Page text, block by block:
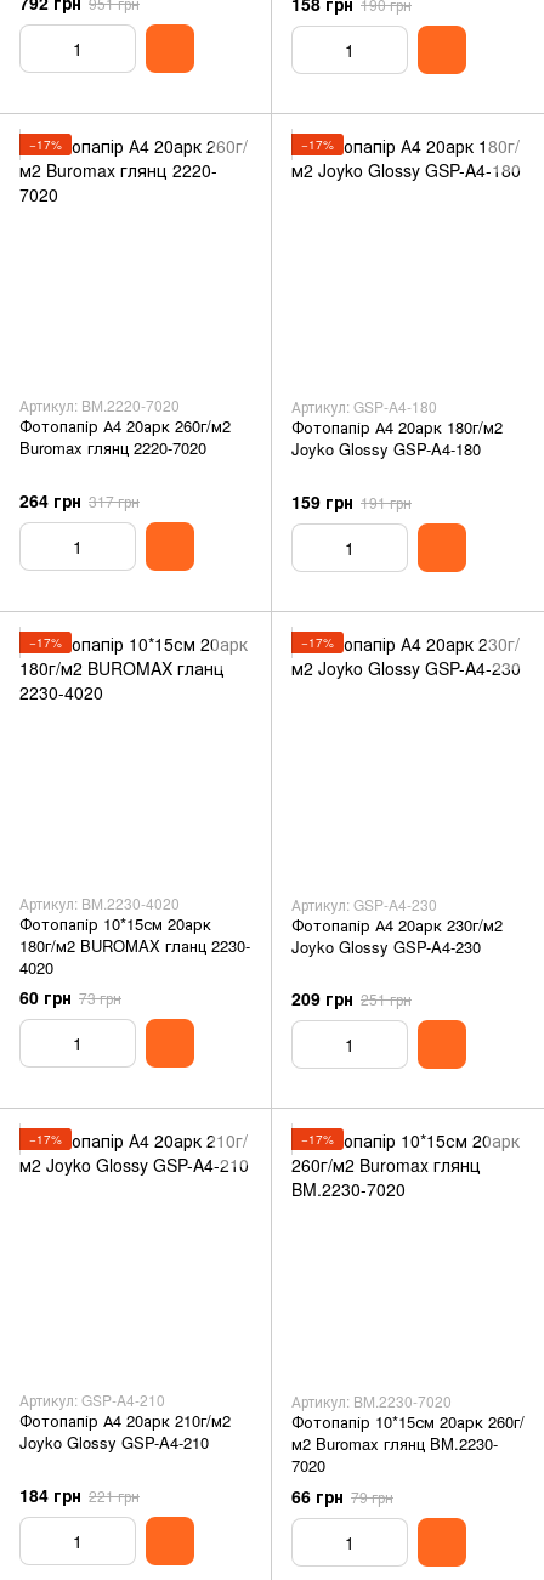
−17%
Артикул: BM.2220-7020
Фотопапір А4 20арк 260г/м2
Buromax глянц 2220-7020
264 грн 317 грн
−17%
Артикул: GSP-A4-180
Фотопапір А4 20арк 180г/м2
Joyko Glossy GSP-A4-180
159 грн 191 грн
−17%
Артикул: BM.2230-4020
Фотопапір 10*15см 20арк
180г/м2 BUROMAX гланц 2230-
4020
60 грн 73 грн
−17%
Артикул: GSP-A4-230
Фотопапір А4 20арк 230г/м2
Joyko Glossy GSP-A4-230
209 грн 251 грн
−17%
Артикул: GSP-A4-210
Фотопапір А4 20арк 210г/м2
Joyko Glossy GSP-A4-210
184 грн 221 грн
−17%
Артикул: BM.2230-7020
Фотопапір 10*15см 20арк 260г/
м2 Buromax глянц BM.2230-
7020
66 грн 79 грн